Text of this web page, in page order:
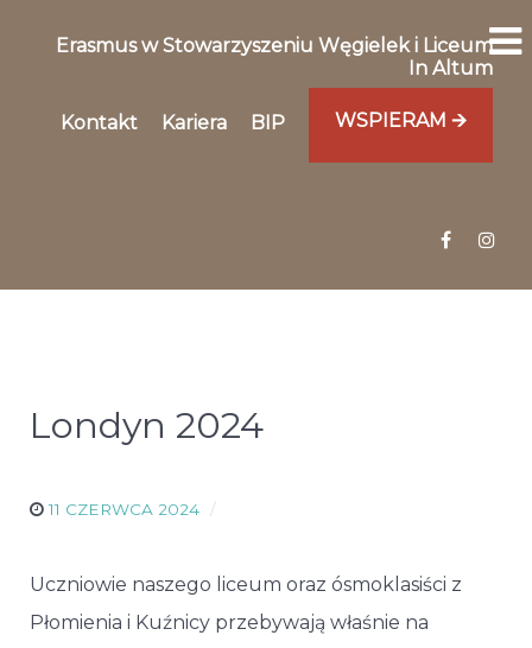
Erasmus w Stowarzyszeniu Węgielek i Liceum
In Altum
Kontakt Kariera BIP WSPIERAM 🡪
Londyn 2024
11 CZERWCA 2024
Uczniowie naszego liceum oraz ósmoklasiści z
Płomienia i Kuźnicy przebywają właśnie na